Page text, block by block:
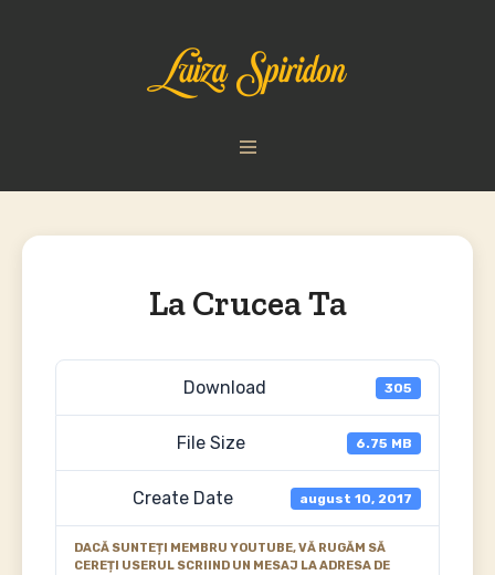
La Crucea Ta
Download 305
File Size 6.75 MB
Create Date august 10, 2017
DACĂ SUNTEȚI MEMBRU YOUTUBE, VĂ RUGĂM SĂ
CEREȚI USERUL SCRIIND UN MESAJ LA ADRESA DE